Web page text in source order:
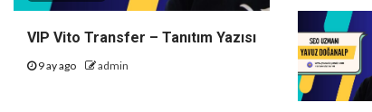
VIP Vito Transfer – Tanıtım Yazısı
9 ay ago admin